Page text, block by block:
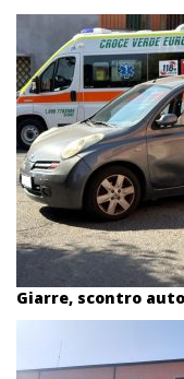
Giarre, scontro